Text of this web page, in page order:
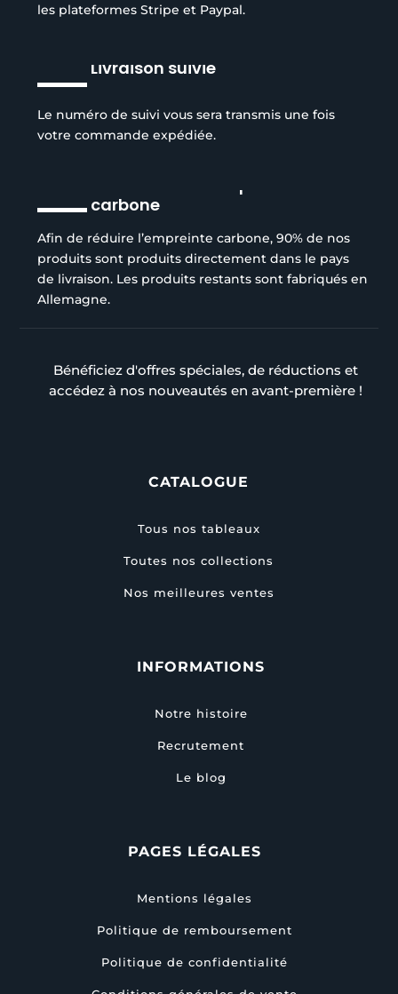
les plateformes Stripe et Paypal.
Livraison suivie
Le numéro de suivi vous sera transmis une fois
votre commande expédiée.
carbone
Afin de réduire l’empreinte carbone, 90% de nos
produits sont produits directement dans le pays
de livraison. Les produits restants sont fabriqués en
Allemagne.
Bénéficiez d'offres spéciales, de réductions et
accédez à nos nouveautés en avant-première !
CATALOGUE
Tous nos tableaux
Toutes nos collections
Nos meilleures ventes
INFORMATIONS
Notre histoire
Recrutement
Le blog
PAGES LÉGALES
Mentions légales
Politique de remboursement
Politique de confidentialité